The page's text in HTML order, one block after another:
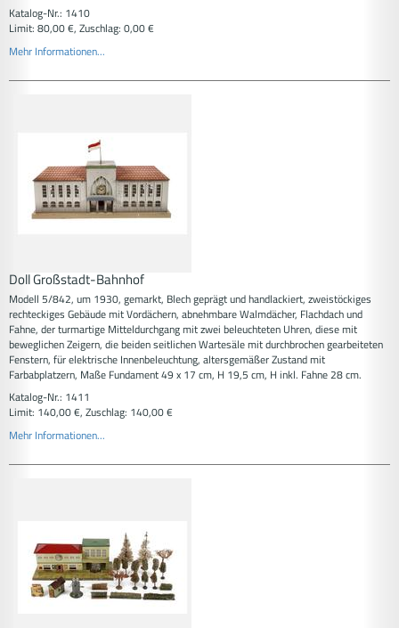
Katalog-Nr.: 1410
Limit: 80,00 €, Zuschlag: 0,00 €
Mehr Informationen...
Doll Großstadt-Bahnhof
Modell 5/842, um 1930, gemarkt, Blech geprägt und handlackiert, zweistöckiges
rechteckiges Gebäude mit Vordächern, abnehmbare Walmdächer, Flachdach und
Fahne, der turmartige Mitteldurchgang mit zwei beleuchteten Uhren, diese mit
beweglichen Zeigern, die beiden seitlichen Wartesäle mit durchbrochen gearbeiteten
Fenstern, für elektrische Innenbeleuchtung, altersgemäßer Zustand mit
Farbabplatzern, Maße Fundament 49 x 17 cm, H 19,5 cm, H inkl. Fahne 28 cm.
Katalog-Nr.: 1411
Limit: 140,00 €, Zuschlag: 140,00 €
Mehr Informationen...